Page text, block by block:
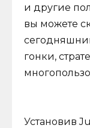
и другие
вы можете
гонки,
Установив